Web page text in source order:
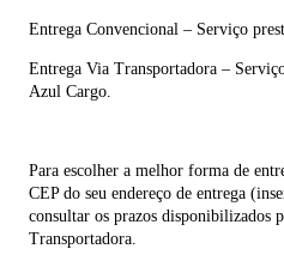
Entrega Convencional – Serviço
Entrega Via Transportadora –
Azul Cargo.
Para escolher a melhor forma de
CEP do seu endereço de entrega
consultar os prazos disponibilizados
Transportadora.